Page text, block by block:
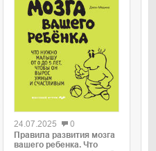
24.07.2025
0
Правила развития мозга
вашего ребенка. Что